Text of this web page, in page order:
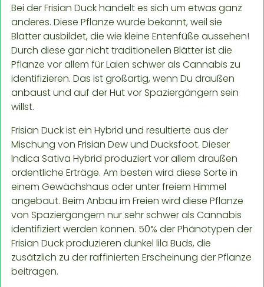
Bei der Frisian Duck handelt es sich um etwas ganz
anderes. Diese Pflanze wurde bekannt, weil sie
Blätter ausbildet, die wie kleine Entenfüße aussehen!
Durch diese gar nicht traditionellen Blätter ist die
Pflanze vor allem für Laien schwer als Cannabis zu
identifizieren. Das ist großartig, wenn Du draußen
anbaust und auf der Hut vor Spaziergängern sein
willst.
Frisian Duck ist ein Hybrid und resultierte aus der
Mischung von Frisian Dew und Ducksfoot. Dieser
Indica Sativa Hybrid produziert vor allem draußen
ordentliche Erträge. Am besten wird diese Sorte in
einem Gewächshaus oder unter freiem Himmel
angebaut. Beim Anbau im Freien wird diese Pflanze
von Spaziergängern nur sehr schwer als Cannabis
identifiziert werden können. 50% der Phänotypen der
Frisian Duck produzieren dunkel lila Buds, die
zusätzlich zu der raffinierten Erscheinung der Pflanze
beitragen.